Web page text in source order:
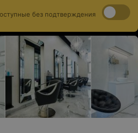
без подтверждения